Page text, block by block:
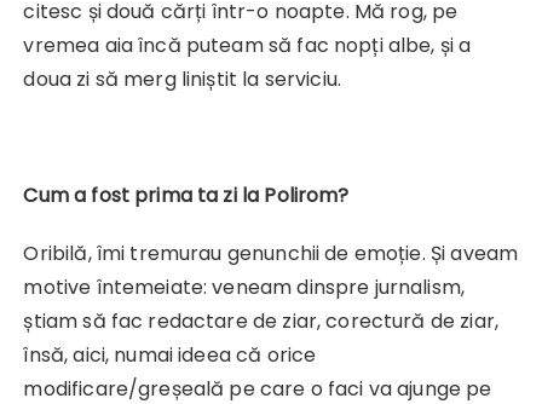
citesc și două cărți într-o noapte. Mă rog, pe
vremea aia încă puteam să fac nopți albe, și a
doua zi să merg liniștit la serviciu.
Cum a fost prima ta zi la Polirom?
Oribilă, îmi tremurau genunchii de emoție. Și aveam
motive întemeiate: veneam dinspre jurnalism,
știam să fac redactare de ziar, corectură de ziar,
însă, aici, numai ideea că orice
modificare/greșeală pe care o faci va ajunge pe